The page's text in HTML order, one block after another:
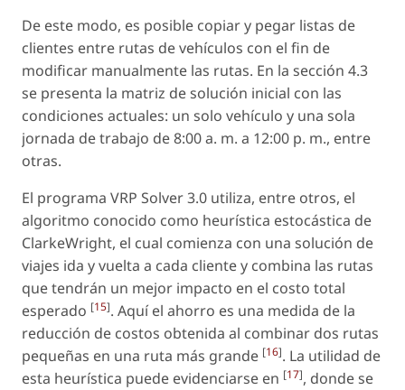
De este modo, es posible copiar y pegar listas de
clientes entre rutas de vehículos con el fin de
modificar manualmente las rutas. En la sección 4.3
se presenta la matriz de solución inicial con las
condiciones actuales: un solo vehículo y una sola
jornada de trabajo de 8:00 a. m. a 12:00 p. m., entre
otras.
El programa VRP Solver 3.0 utiliza, entre otros, el
algoritmo conocido como heurística estocástica de
ClarkeWright, el cual comienza con una solución de
viajes ida y vuelta a cada cliente y combina las rutas
que tendrán un mejor impacto en el costo total
esperado [15]. Aquí el ahorro es una medida de la
reducción de costos obtenida al combinar dos rutas
pequeñas en una ruta más grande [16]. La utilidad de
esta heurística puede evidenciarse en [17], donde se